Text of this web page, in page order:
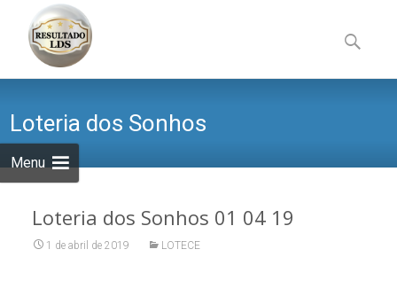
Menu
to
content
por:
Loteria dos Sonhos
Loteria dos Sonhos 01 04 19
1 de abril de 2019 LOTECE